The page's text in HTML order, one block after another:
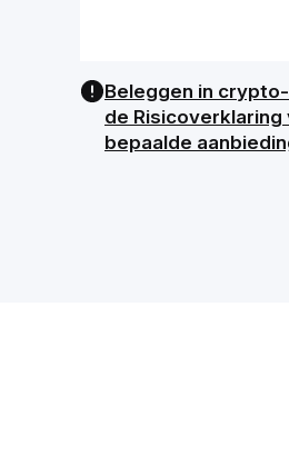
Beleggen in
de
bepaalde